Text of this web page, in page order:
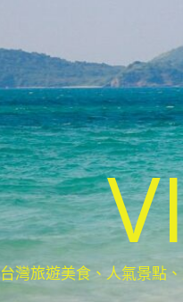
台灣旅遊美食、人氣景點